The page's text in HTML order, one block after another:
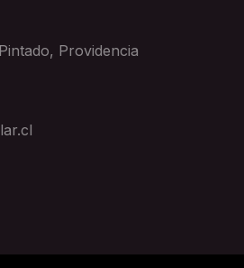
Providencia